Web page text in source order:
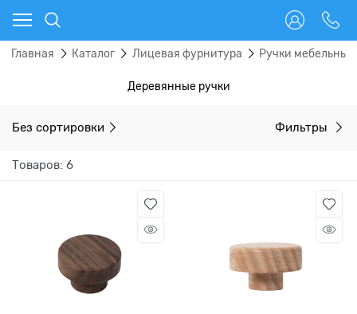
Главная Каталог Лицевая фурнитура Ручки мебельные
Деревянные ручки
Без сортировки Фильтры
Товаров: 6